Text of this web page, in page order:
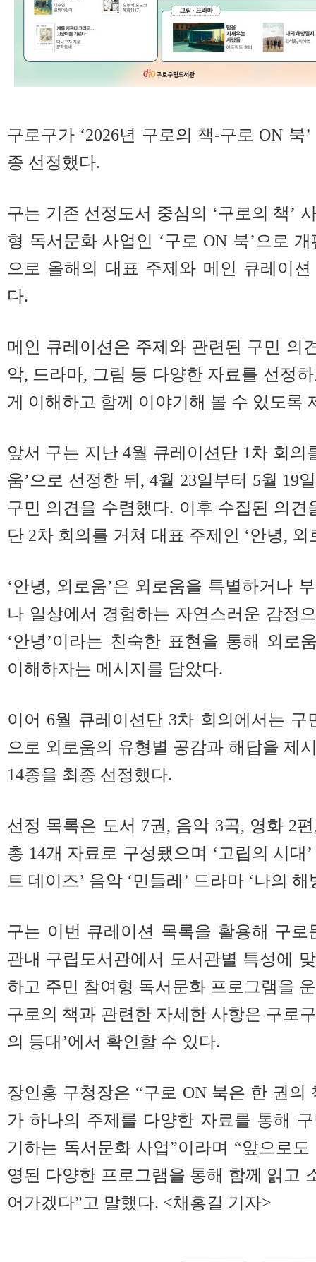
구로구가 ‘2026년 구로의 책-구로 ON 북
종 선정했다.
구는 기존 선정도서 중심의 ‘구로의 책’
형 독서문화 사업인 ‘구로 ON 북’으로
으로 올해의 대표 주제와 메인 큐레이
다.
메인 큐레이션은 주제와 관련된 구민 의
악, 드라마, 그림 등 다양한 자료를 선정
게 이해하고 함께 이야기해 볼 수 있도록
앞서 구는 지난 4월 큐레이션단 1차 회의
움’으로 선정한 뒤, 4월 23일부터 5월 19
구민 의견을 수렴했다. 이후 수집된 의견
단 2차 회의를 거쳐 대표 주제인 ‘안녕, 외
‘안녕, 외로움’은 외로움을 특별하거나
나 일상에서 경험하는 자연스러운 감정
‘안녕’이라는 친숙한 표현을 통해 외로
이해하자는 메시지를 담았다.
이어 6월 큐레이션단 3차 회의에서는
으로 외로움의 유형별 공감과 해답을 제
14종을 최종 선정했다.
선정 목록은 도서 7권, 음악 3곡, 영화 2
총 14개 자료로 구성됐으며 ‘고립의 시대
트 데이즈’ 음악 ‘민들레’ 드라마 ‘나의
구는 이번 큐레이션 목록을 활용해 구로
관내 구립도서관에서 도서관별 특성에
하고 주민 참여형 독서문화 프로그램을
구로의 책과 관련한 자세한 사항은 구로
의 등대’에서 확인할 수 있다.
장인홍 구청장은 “구로 ON 북은 한 권
가 하나의 주제를 다양한 자료를 통해
기하는 독서문화 사업”이라며 “앞으로
영된 다양한 프로그램을 통해 함께 읽고
어가겠다”고 말했다. <채홍길 기자>